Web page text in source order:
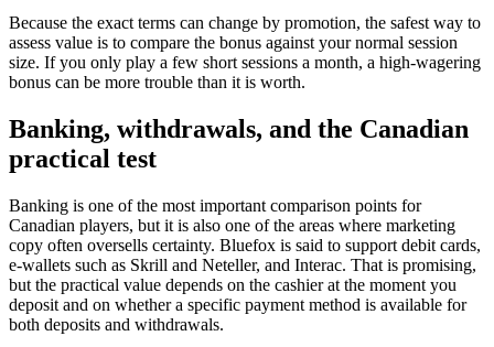
Because the exact terms can change by promotion, the safest way to
assess value is to compare the bonus against your normal session
size. If you only play a few short sessions a month, a high-wagering
bonus can be more trouble than it is worth.
Banking, withdrawals, and the Canadian
practical test
Banking is one of the most important comparison points for
Canadian players, but it is also one of the areas where marketing
copy often oversells certainty. Bluefox is said to support debit cards,
e-wallets such as Skrill and Neteller, and Interac. That is promising,
but the practical value depends on the cashier at the moment you
deposit and on whether a specific payment method is available for
both deposits and withdrawals.